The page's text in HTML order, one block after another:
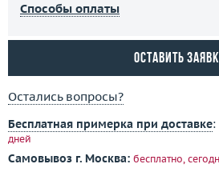
Способы оплаты
Оставить
Остались вопросы?
Бесплатная примерка при доставке:
дней
Самовывоз г. Москва: бесплатно,